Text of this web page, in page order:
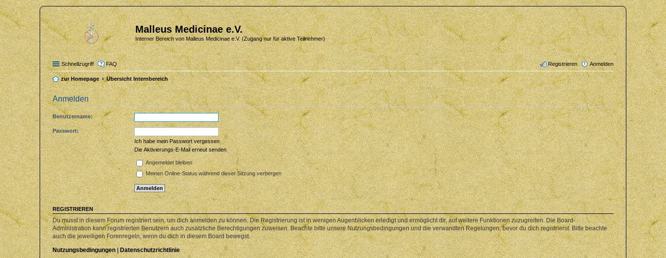
Malleus Medicinae e.V.
Interner Bereich von Malleus Medicinae e.V. (Zugang nur für aktive Teilnehmer)
Schnellzugriff FAQ Anmelden
Registrieren
zur Homepage Übersicht Internbereich
Anmelden
Benutzername:
Passwort:
Ich habe mein Passwort vergessen
Die Aktivierungs-E-Mail erneut senden
Angemeldet bleiben
Meinen Online-Status während dieser Sitzung verbergen
REGISTRIEREN
Du musst in diesem Forum registriert sein, um dich anmelden zu können. Die Registrierung ist in wenigen Augenblicken erledigt und ermöglicht dir, auf weitere Funktionen zuzugreifen. Die Board-
Administration kann registrierten Benutzern auch zusätzliche Berechtigungen zuweisen. Beachte bitte unsere Nutzungsbedingungen und die verwandten Regelungen, bevor du dich registrierst. Bitte beachte
auch die jeweiligen Forenregeln, wenn du dich in diesem Board bewegst.
Nutzungsbedingungen|Datenschutzrichtlinie